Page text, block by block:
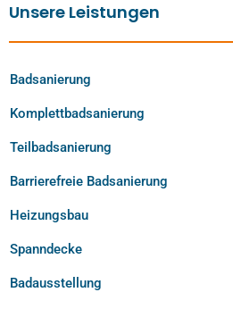
Unsere Leistungen
Badsanierung
Komplettbadsanierung
Teilbadsanierung
Barrierefreie Badsanierung
Heizungsbau
Spanndecke
Badausstellung